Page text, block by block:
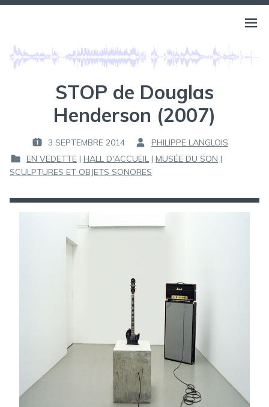
Aller
Ouvrir
menu
STOP de Douglas
Henderson (2007)
P
U
B
I
3 SEPTEMBRE 2014
P
A
R
:
PHILIPPE LANGLOIS
P
B
EN VEDETTE | HALL D'ACCUEIL | MUSÉE DU SON |
SCULPTURES ET OBJETS SONORES